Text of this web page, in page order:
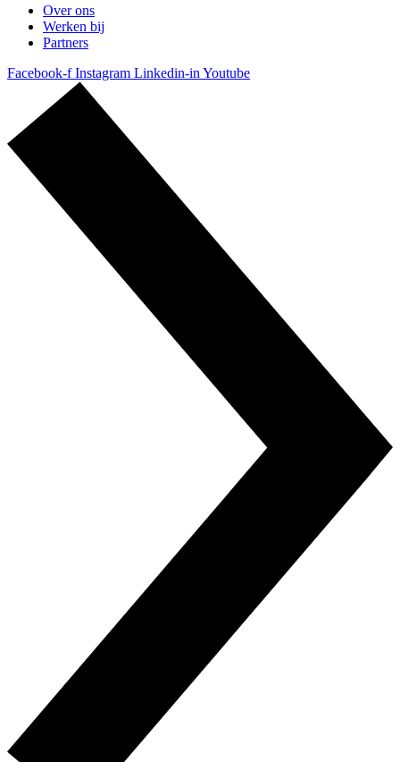
Over ons
Werken bij
Partners
Facebook-f Instagram Linkedin-in Youtube